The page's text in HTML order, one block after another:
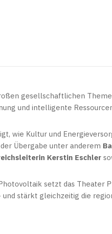
gesellschaftlichen
und intelligente
wie Kultur und
Übergabe unter anderem
Kerstin Eschler
setzt das Theater
und stärkt gleichzeitig die